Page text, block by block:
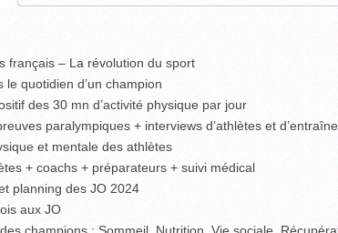
français – La révolution du sport
le quotidien d’un champion
des 30 mn d’activité physique par jour
paralympiques + interviews d’athlètes et
et mentale des athlètes
+ coachs + préparateurs + suivi médical
planning des JO 2024
aux JO
champions : Sommeil, Nutrition, Vie sociale,